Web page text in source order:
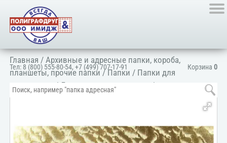
Корзина 0
Тел: 8 (800) 555-80-54,+7 (499) 707-17-91
Главная /Архивные и адресные папки, короба,
планшеты, прочие папки/Папки / Папки для
документов
/ Для личных документов /